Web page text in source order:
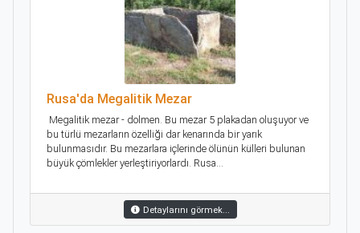
Rusa'da Megalitik Mezar
Megalitik mezar - dolmen. Bu mezar 5 plakadan oluşuyor ve
bu türlü mezarların özelliği dar kenarında bir yarık
bulunmasıdır. Bu mezarlara içlerinde ölünün külleri bulunan
büyük çömlekler yerleştiriyorlardı. Rusa...
Detaylarını görmek...